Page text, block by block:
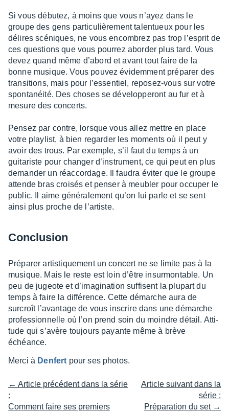
Si vous débu­tez, à moins que vous n’ayez dans le
groupe des gens parti­cu­liè­re­ment talen­tueux pour les
délires scéniques, ne vous encom­brez pas trop l’es­prit de
ces ques­tions que vous pour­rez abor­der plus tard. Vous
devez quand même d’abord et avant tout faire de la
bonne musique. Vous pouvez évidem­ment prépa­rer des
tran­si­tions, mais pour l’es­sen­tiel, repo­sez-vous sur votre
spon­ta­néité. Des choses se déve­lop­pe­ront au fur et à
mesure des concerts.
Pensez par contre, lorsque vous allez mettre en place
votre play­list, à bien regar­der les moments où il peut y
avoir des trous. Par exemple, s’il faut du temps à un
guita­riste pour chan­ger d’ins­tru­ment, ce qui peut en plus
deman­der un réac­cor­dage. Il faudra éviter que le groupe
attende bras croi­sés et penser à meubler pour occu­per le
public. Il aime géné­ra­le­ment qu’on lui parle et se sent
ainsi plus proche de l’ar­tiste.
Conclu­sion
Prépa­rer artis­tique­ment un concert ne se limite pas à la
musique. Mais le reste est loin d’être insur­mon­table. Un
peu de jugeote et d’ima­gi­na­tion suffisent la plupart du
temps à faire la diffé­rence. Cette démarche aura de
surcroît l’avan­tage de vous inscrire dans une démarche
profes­sion­nelle où l’on prend soin du moindre détail. Atti­
tude qui s’avère toujours payante même à brève
échéance.
Merci à Denfert pour ses photos.
← Article précédent dans la série
:
Comment faire ses premiers
Article suivant dans la
série :
Préparation du set →